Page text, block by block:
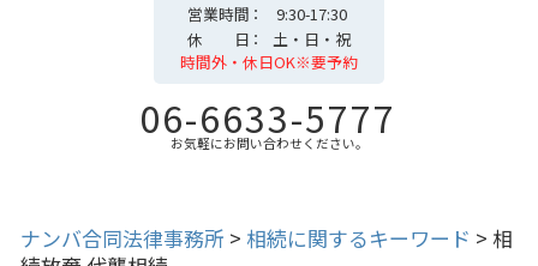
営業時間
9:30-17:30
休 日
土・日・祝
時間外・休日OK※要予約
06-6633-5777
お気軽にお問い合わせください。
ナンバ合同法律事務所 > 相続に関するキーワード > 相